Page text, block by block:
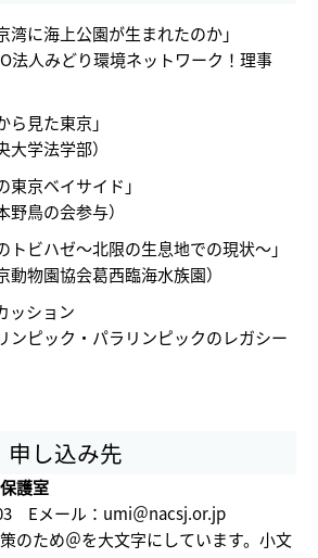
湾に海上公園が生まれたのか」
法人みどり環境ネットワーク！理事
見た東京」
学法学部）
東京ベイサイド」
鳥の会参与）
トビハゼ～北限の生息地での現状～」
動物園協会葛西臨海水族園）
ッション
ンピック・パラリンピックのレガシー
申し込み先
護室
Eメール：umi＠nacsj.or.jp
のため＠を大文字にしています。小文